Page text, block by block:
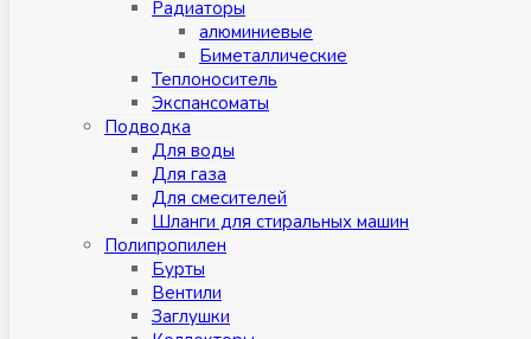
Радиаторы
алюминиевые
Биметаллические
Теплоноситель
Экспансоматы
Подводка
Для воды
Для газа
Для смесителей
Шланги для стиральных машин
Полипропилен
Бурты
Вентили
Заглушки